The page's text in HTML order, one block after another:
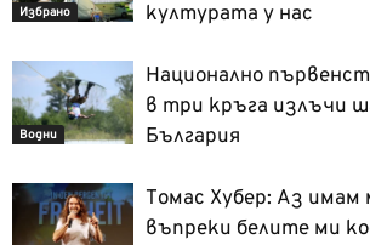
Избрано
културата у нас
Водни
Национално
в три кръга излъчи
България
Томас Хубер: Аз имам
въпреки белите ми